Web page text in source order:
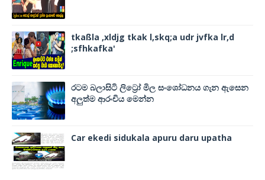
tkaßla ,xldjg tkak l,skq;a udr jvfka lr,d
;sfhkafka'
රටම බලාසිටි ලිට්‍රෝ මිල සංශෝධනය ගැන ඇසෙන
අලුත්ම ආරංචිය මෙන්න
Car ekedi sidukala apuru daru upatha